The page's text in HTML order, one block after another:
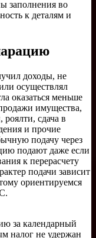
заполнения во
к деталям и
доходы, не
осуществлял
оказаться меньше
имущества,
сдача в
и прочие
подачу через
подают даже если
к перерасчету
подачи зависит
ориентируемся
за календарный
налог не удержан